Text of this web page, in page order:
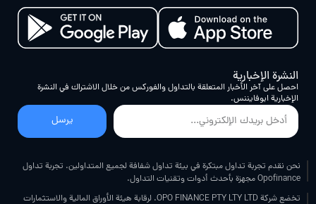
النشرة الإخبارية
احصل على آخر الأخبار المتعلقة بالتداول والفوركس من خلال الاشتراك في النشرة
الإخبارية ابوفایننس.
يرسل
نحن نقدم تجربة تداول مبتكرة في بيئة تداول شفافة لجميع المتداولين. تجربة تداول
Opofinance مجهزة بأحدث أدوات وتقنيات التداول.
تخضع شركة OPO FINANCE PTY LTY LTD. لرقابة هيئة الأوراق المالية والاستثمارات